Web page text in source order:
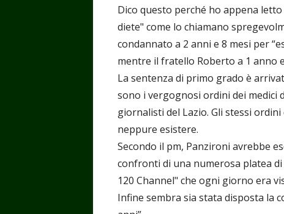
Dico questo perché ho appena
diete" come lo chiamano
condannato a 2 anni e 8 mesi per
mentre il fratello Roberto a 1 anno
La sentenza di primo grado è
sono i vergognosi ordini dei medici
giornalisti del Lazio. Gli stessi
neppure esistere.
Secondo il pm, Panzironi avrebbe
confronti di una numerosa platea
120 Channel" che ogni giorno era
Infine sembra sia stata disposta la